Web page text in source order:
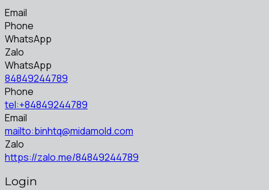
Email
Phone
WhatsApp
Zalo
WhatsApp
84849244789
Phone
tel:+84849244789
Email
mailto:binhtq@midamold.com
Zalo
https://zalo.me/84849244789
Login